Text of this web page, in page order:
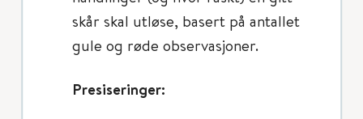
skår skal utløse, basert på antallet
gule og røde observasjoner.
Presiseringer: